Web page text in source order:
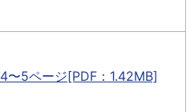
4〜5ページ[PDF：1.42MB]